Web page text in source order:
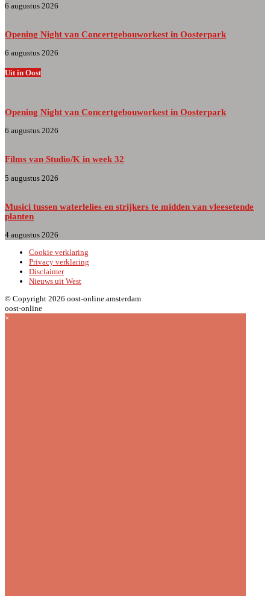
6 augustus 2026
Opening Night van Concertgebouworkest in Oosterpark
6 augustus 2026
Uit in Oost
Opening Night van Concertgebouworkest in Oosterpark
6 augustus 2026
Films van Studio/K in week 32
5 augustus 2026
Musici tussen waterlelies en strijkers te midden van vleesetende
planten
4 augustus 2026
Cookie verklaring
Privacy verklaring
Disclaimer
Nieuws uit West
© Copyright 2026 oost-online.amsterdam
oost-online
×